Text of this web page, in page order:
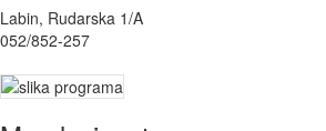
Labin, Rudarska 1/A
052/852-257